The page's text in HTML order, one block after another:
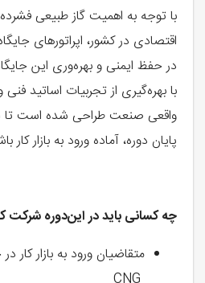
با توجه به اهمیت گاز طبیعی
در حفظ ایمنی و بهره‌وری این
با بهره‌گیری از تجربیات اساتید فنی
واقعی صنعت طراحی شده است تا
پایان دوره، آماده ورود به بازار کار
چه‌ کسانی باید در این‌دوره شرکت
متقاضیان ورود به بازار